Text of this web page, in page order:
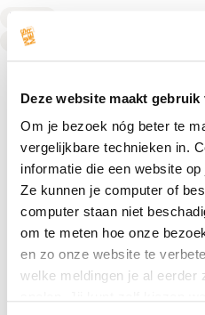
Deze website maakt gebruik
Om je bezoek nóg beter te
vergelijkbare technieken in.
informatie die een website
Ze kunnen je computer of
computer staan niet
om te meten hoe onze
en zo onze website te
welke meldingen je al eerder
Diëtist